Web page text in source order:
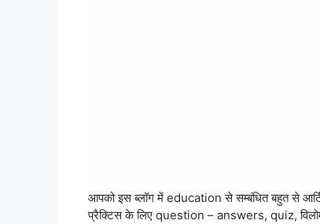
आपको इस ब्लॉग में education से सम्बंधित बहुत से
प्रैक्टिस के लिए question – answers, quiz,